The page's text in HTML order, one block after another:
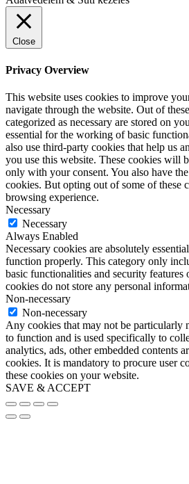
Close
Privacy Overview
This website uses cookies to improve
navigate through the website. Out of
categorized as necessary are stored on
essential for the working of basic
also use third-party cookies that help us
you use this website. These cookies will
only with your consent. You also have
cookies. But opting out of some of these
browsing experience.
Necessary
Necessary
Always Enabled
Necessary cookies are absolutely
function properly. This category only
basic functionalities and security features
cookies do not store any personal
Non-necessary
Non-necessary
Any cookies that may not be particularly
to function and is used specifically to
analytics, ads, other embedded contents
cookies. It is mandatory to procure user
these cookies on your website.
SAVE & ACCEPT